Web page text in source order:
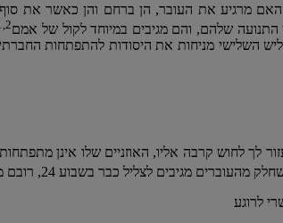
מרגיע את העובר, הן ברחם והן כאשר את סוף
התנועה שלהם, והם מגיבים במיוחד לקול של אמם
מניחות את היסודות להתפתחות
כבר בשבוע 24, רובם מתחילים להגיב לקולות חיצוניים בין שבוע 26 ל-30
לרוגע